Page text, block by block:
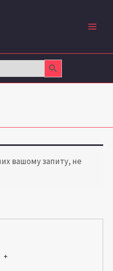
Search Button
+
вашому запиту, не